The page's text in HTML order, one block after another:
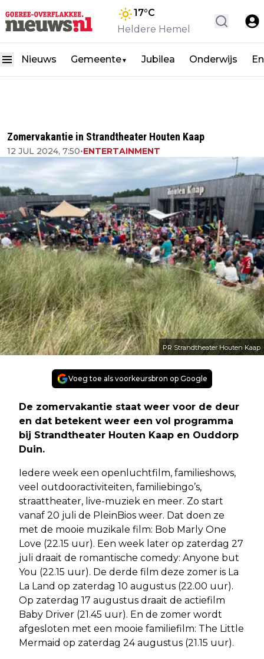
17°C
Heldere Hemel
Nieuws Gemeente▼ Jubilea Onderwijs
Zomervakantie in Strandtheater Houten Kaap
12 JUL 2024, 7:50•ENTERTAINMENT
PR Strandtheater Houten Kaap
Voeg toe als voorkeursbron op Google
De zomervakantie staat weer voor de deur
en dat betekent weer een vol programma
bij Strandtheater Houten Kaap en Ouddorp
Duin.
Iedere week een openluchtfilm, familieshows,
veel outdooractiviteiten, familiebingo’s,
straattheater, live-muziek en meer. Zo start
vanaf 20 juli de PleinBios weer. Dat doen ze
met de mooie muzikale film: Bob Marly One
Love (22.15 uur). Een week later op zaterdag 27
juli draait de romantische comedy: Anyone but
You (22.15 uur). De derde film deze zomer is La
La Land op zaterdag 10 augustus (22.00 uur).
Op zaterdag 17 augustus draait de actiefilm
Baby Driver (21.45 uur). En de zomer wordt
afgesloten met een mooie familiefilm: The Little
Mermaid op zaterdag 24 augustus (21.15 uur).